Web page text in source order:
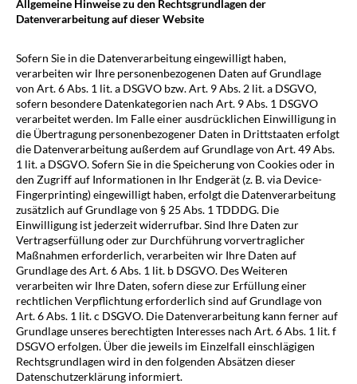
Allgemeine Hinweise zu den Rechtsgrundlagen der
Datenverarbeitung auf dieser Website
Sofern Sie in die Datenverarbeitung eingewilligt haben,
verarbeiten wir Ihre personenbezogenen Daten auf Grundlage
von Art. 6 Abs. 1 lit. a DSGVO bzw. Art. 9 Abs. 2 lit. a DSGVO,
sofern besondere Datenkategorien nach Art. 9 Abs. 1 DSGVO
verarbeitet werden. Im Falle einer ausdrücklichen Einwilligung in
die Übertragung personenbezogener Daten in Drittstaaten erfolgt
die Datenverarbeitung außerdem auf Grundlage von Art. 49 Abs.
1 lit. a DSGVO. Sofern Sie in die Speicherung von Cookies oder in
den Zugriff auf Informationen in Ihr Endgerät (z. B. via Device-
Fingerprinting) eingewilligt haben, erfolgt die Datenverarbeitung
zusätzlich auf Grundlage von § 25 Abs. 1 TDDDG. Die
Einwilligung ist jederzeit widerrufbar. Sind Ihre Daten zur
Vertragserfüllung oder zur Durchführung vorvertraglicher
Maßnahmen erforderlich, verarbeiten wir Ihre Daten auf
Grundlage des Art. 6 Abs. 1 lit. b DSGVO. Des Weiteren
verarbeiten wir Ihre Daten, sofern diese zur Erfüllung einer
rechtlichen Verpflichtung erforderlich sind auf Grundlage von
Art. 6 Abs. 1 lit. c DSGVO. Die Datenverarbeitung kann ferner auf
Grundlage unseres berechtigten Interesses nach Art. 6 Abs. 1 lit. f
DSGVO erfolgen. Über die jeweils im Einzelfall einschlägigen
Rechtsgrundlagen wird in den folgenden Absätzen dieser
Datenschutzerklärung informiert.